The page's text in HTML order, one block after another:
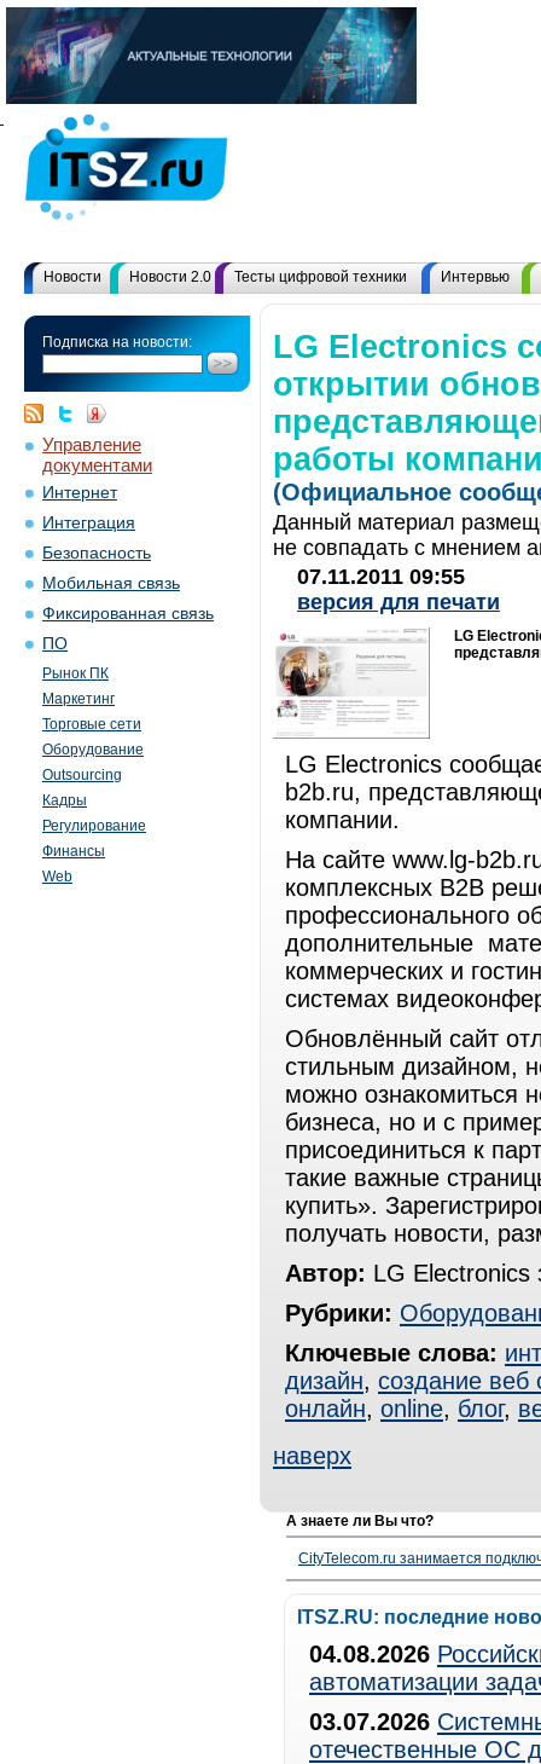
Новости Новости 2.0 Тесты цифровой техники Интервью
Подписка на новости:
Управление
документами
Интернет
Интеграция
Безопасность
Мобильная связь
Фиксированная связь
ПО
Рынок ПК
Маркетинг
Торговые сети
Оборудование
Outsourcing
Кадры
Регулирование
Финансы
Web
LG Electronics
открытии
работы
(Официальное
Данный материал
не совпадать с мнением
07.11.2011 09:55
версия для печати
LG
LG Electronics
b2b.ru,
компании.
На сайте www.lg-
комплексных B2B
профессионального
дополнительные
коммерческих и
системах
Обновлённый сайт
стильным дизайном,
можно ознакомиться
бизнеса, но и с
присоединиться к
такие важные
купить».
получать новости,
Автор: LG Electronics
Рубрики:
Ключевые слова:
дизайн, создание веб
онлайн, online, блог,
наверх
А знаете ли Вы что?
CityTelecom.ru занимается
ITSZ.RU: последние
04.08.2026
автоматизации
03.07.2026
отечественные ОС